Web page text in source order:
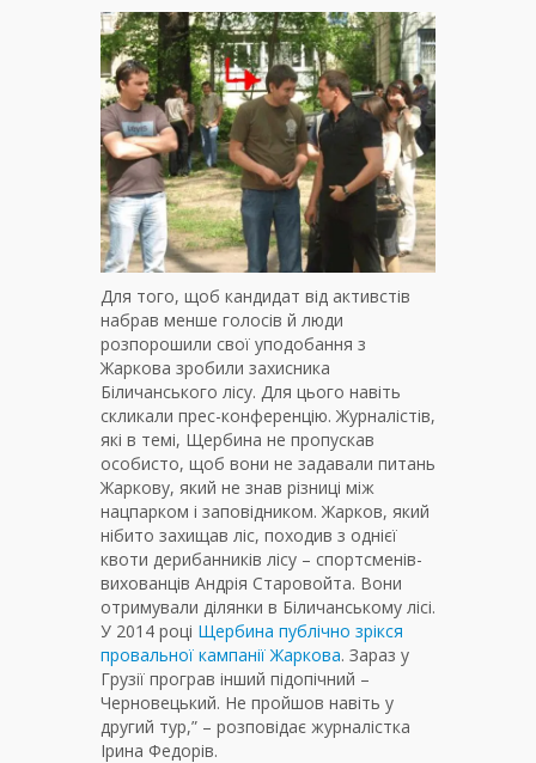
Для того, щоб кандидат від активстів
набрав менше голосів й люди
розпорошили свої уподобання з
Жаркова зробили захисника
Біличанського лісу. Для цього навіть
скликали прес-конференцію. Журналістів,
які в темі, Щербина не пропускав
особисто, щоб вони не задавали питань
Жаркову, який не знав різниці між
нацпарком і заповідником. Жарков, який
нібито захищав ліс, походив з однієї
квоти дерибанників лісу – спортсменів-
вихованців Андрія Старовойта. Вони
отримували ділянки в Біличанському лісі.
У 2014 році Щербина публічно зрікся
провальної кампанії Жаркова. Зараз у
Грузії програв інший підопічний –
Черновецький. Не пройшов навіть у
другий тур,” – розповідає журналістка
Ірина Федорів.